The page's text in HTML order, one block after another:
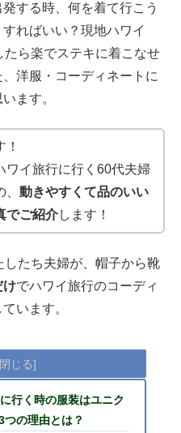
する時、何を着て行こう
ればいい？現地ハワイ
ら楽でステキに着こなせ
洋服・コーディネートに
ます。
ワイ旅行に行く60代夫婦
、動きやすくて品のいい
でご紹介します！
たち夫婦が、帽子から靴
けでハワイ旅行のコーディ
います。
行く時の服装はユニク
つの理由とは？